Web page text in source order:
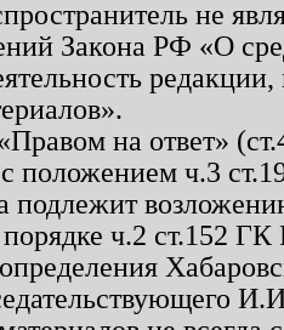
не
Закона РФ «О
на ответ»
с положением ч.3
подлежит
ч.2 ст.152